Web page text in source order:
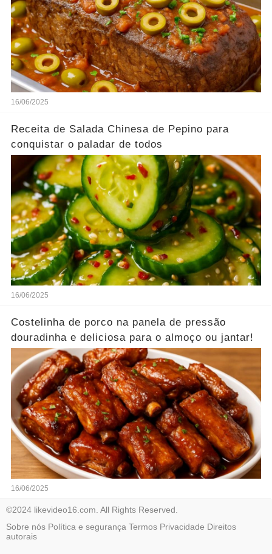
16/06/2025
Receita de Salada Chinesa de Pepino para
conquistar o paladar de todos
16/06/2025
Costelinha de porco na panela de pressão
douradinha e deliciosa para o almoço ou jantar!
16/06/2025
©2024 likevideo16.com. All Rights Reserved.
Sobre nós Política e segurança Termos Privacidade Direitos
autorais